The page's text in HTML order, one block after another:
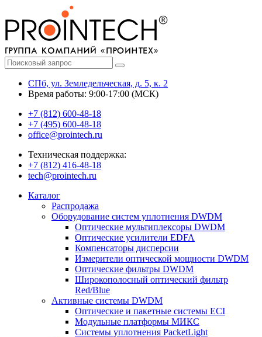
СПб, ул. Земледельческая, д. 5, к. 2
Время работы: 9:00-17:00 (МСК)
+7 (812) 600-48-18
+7 (495) 600-48-18
office@prointech.ru
Техническая поддержка:
+7 (812) 416-48-18
tech@prointech.ru
Каталог
Распродажа
Оборудование систем уплотнения DWDM
Оптические мультиплексоры DWDM
Оптические усилители EDFA
Компенсаторы дисперсии
Измерители оптической мощности DWDM
Оптические фильтры DWDM
Широкополосный оптический фильтр
Red/Blue
Активные системы DWDM
Оптические и пакетные системы ECI
Модульные платформы МИКС
Системы уплотнения PacketLight